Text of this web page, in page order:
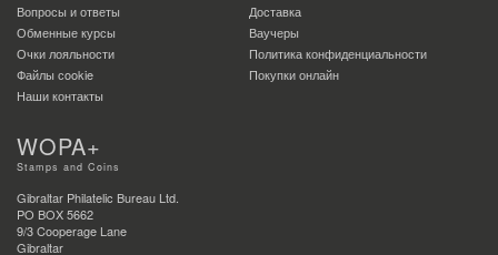
Вопросы и ответы
Доставка
Обменные курсы
Ваучеры
Очки лояльности
Политика конфиденциальности
Файлы сookie
Покупки онлайн
Наши контакты
WOPA+
Stamps and Coins
Gibraltar Philatelic Bureau Ltd.
PO BOX 5662
9/3 Cooperage Lane
Gibraltar